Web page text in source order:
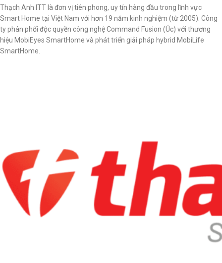
Thạch Anh ITT là đơn vị tiên phong, uy tín hàng đầu trong lĩnh vực
Smart Home tại Việt Nam với hơn 19 năm kinh nghiệm (từ 2005). Công
ty phân phối độc quyền công nghệ Command Fusion (Úc) với thương
hiệu MobiEyes SmartHome và phát triển giải pháp hybrid MobiLife
SmartHome.